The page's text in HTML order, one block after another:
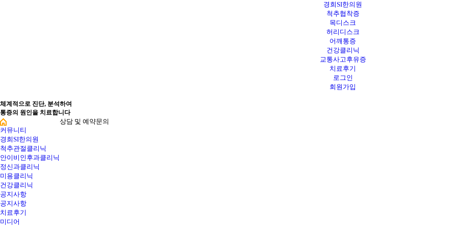
경희SI한의원
척추협착증
목디스크
허리디스크
어깨통증
건강클리닉
교통사고후유증
치료후기
로그인
회원가입
체계적으로 진단, 분석하여
통증의 원인을 치료합니다
커뮤니티
경희SI한의원
척추관절클리닉
안이비인후과클리닉
정신과클리닉
미용클리닉
건강클리닉
공지사항
공지사항
치료후기
미디어
상담 및 예약문의